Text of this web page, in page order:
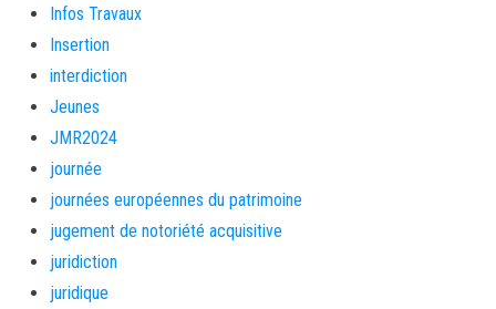
Infos Travaux
Insertion
interdiction
Jeunes
JMR2024
journée
journées européennes du patrimoine
jugement de notoriété acquisitive
juridiction
juridique